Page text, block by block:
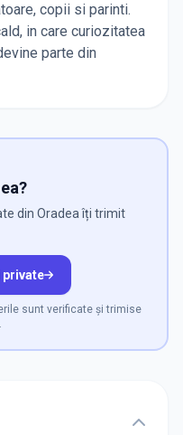
copii si parinti.
in care curiozitatea
parte din
din Oradea îți trimit
sunt verificate și trimise